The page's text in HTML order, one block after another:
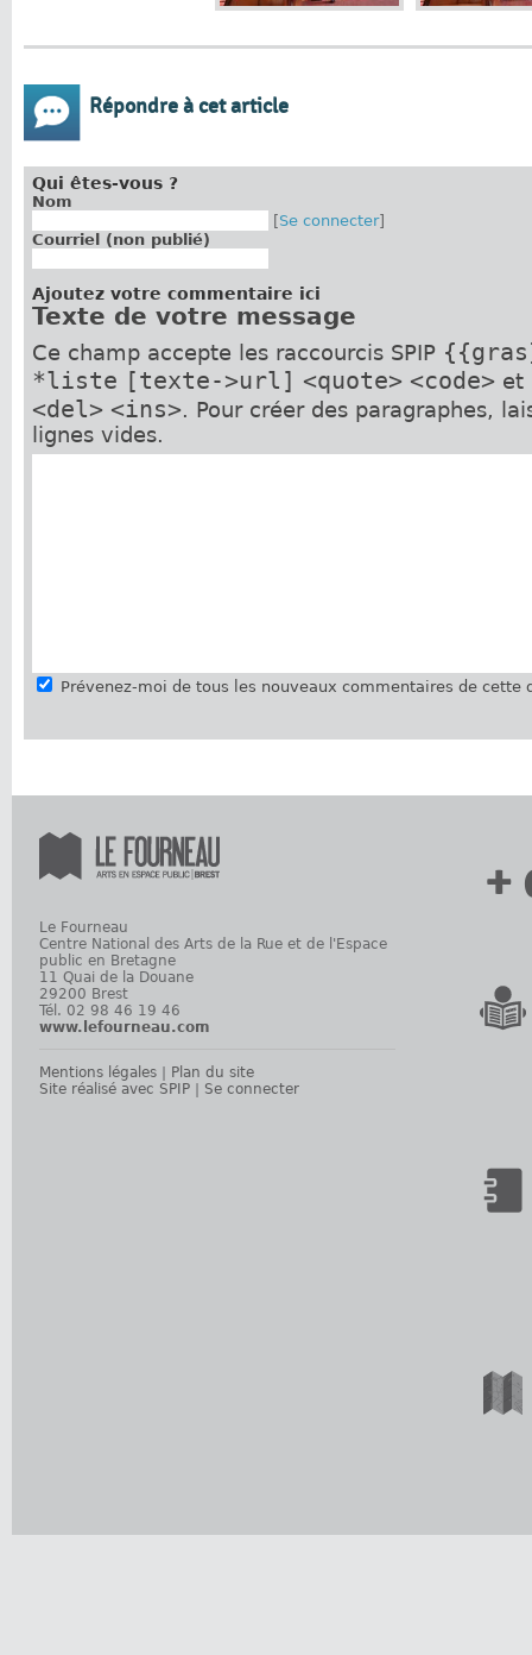
Répondre à cet article
Qui êtes-vous ?
Nom
[Se connecter]
Courriel (non publié)
Ajoutez votre commentaire ici
Texte de votre message
Ce champ accepte les raccourcis SPIP
*liste [texte->url] <quote> <code>et
<del> <ins>. Pour créer des paragraphes,
lignes vides.
Prévenez-moi de tous les nouveaux commentaires de cette
Le Fourneau
Centre National des Arts de la Rue et de l'Espace
public en Bretagne
11 Quai de la Douane
29200 Brest
Tél. 02 98 46 19 46
www.lefourneau.com
Mentions légales
Plan du site
Site réalisé avec SPIP
Se connecter
+